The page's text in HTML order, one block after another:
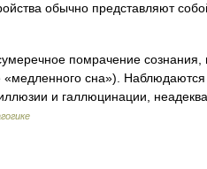
обычно представляют
помрачение сознания,
сна»). Наблюдаются
и галлюцинации,